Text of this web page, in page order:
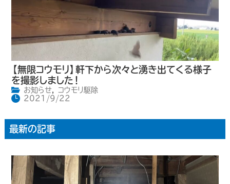
【無限コウモリ】軒下から次々と湧き出てくる様子
を撮影しました！
お知らせ,
コウモリ駆除
2021/9/22
最新の記事